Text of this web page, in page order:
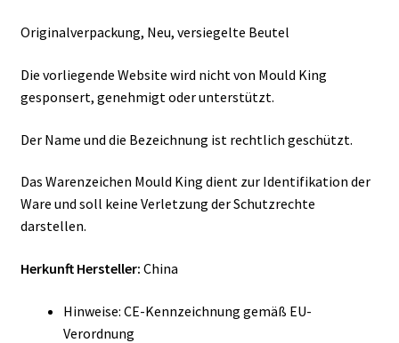
Originalverpackung, Neu, versiegelte Beutel
Die vorliegende Website wird nicht von Mould King
gesponsert, genehmigt oder unterstützt.
Der Name und die Bezeichnung ist rechtlich geschützt.
Das Warenzeichen Mould King dient zur Identifikation der
Ware und soll keine Verletzung der Schutzrechte
darstellen.
Herkunft Hersteller: China
Hinweise: CE-Kennzeichnung gemäß EU-
Verordnung